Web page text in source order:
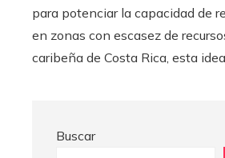
para potenciar la capacidad de
en zonas con escasez de
caribeña de Costa Rica, esta idea
Buscar